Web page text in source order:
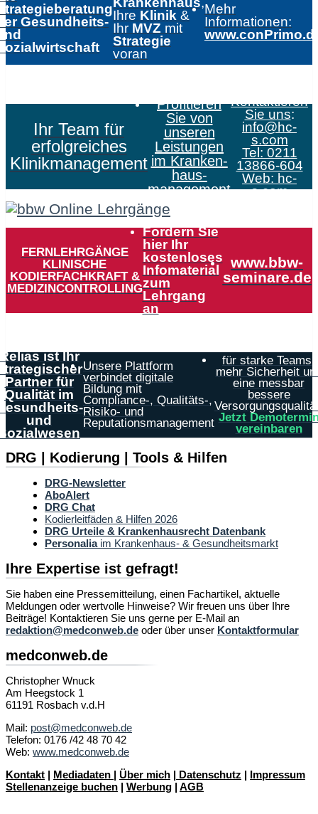
Gesundheits- Ihre Klinik &
Ihr MVZ mit
Strategie
voran
Mehr
Informationen:
Ihr Team für
erfolgreiches
Klinikmanagement
Profitieren
Sie von
unseren
Leistungen
im Kranken­
haus­
management
Kontaktieren
Sie uns:
info@hc-
s.com
Tel: 0211
13866-604
Web: hc-
s.com
FERNLEHRGÄNGE
KLINISCHE
KODIERFACHKRAFT &
MEDIZINCONTROLLING
Fordern Sie
hier Ihr
kostenloses
Infomaterial
zum
Lehrgang
an
www.bbw-
seminare.de
ist Ihr
Partner für
Qualität im
und
Unsere Plattform
verbindet digitale
Bildung mit
Compliance-, Qualitäts-,
Risiko- und
Reputationsmanagement
für starke Teams,
mehr Sicherheit
eine messbar
bessere
Jetzt
vereinbaren
DRG | Kodierung | Tools & Hilfen
DRG-Newsletter
AboAlert
DRG Chat
Kodierleitfäden & Hilfen 2026
DRG Urteile & Krankenhausrecht Datenbank
Personaliaim Krankenhaus- & Gesundheitsmarkt
Ihre Expertise ist gefragt!
Sie haben eine Pressemitteilung, einen Fachartikel, aktuelle
Meldungen oder wertvolle Hinweise? Wir freuen uns über Ihre
Beiträge! Kontaktieren Sie uns gerne per E-Mail an
redaktion@medconweb.de oder über unser Kontaktformular
medconweb.de
Christopher Wnuck
Am Heegstock 1
61191 Rosbach v.d.H
Mail: post@medconweb.de
Telefon: 0176 /42 48 70 42
Web: www.medconweb.de
Kontakt | Mediadaten | Über mich | Datenschutz | Impressum
Stellenanzeige buchen | Werbung | AGB